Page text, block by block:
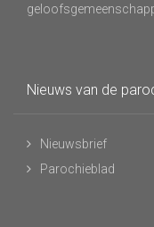
Nieuws van de
Nieuwsbrief
Parochieblad